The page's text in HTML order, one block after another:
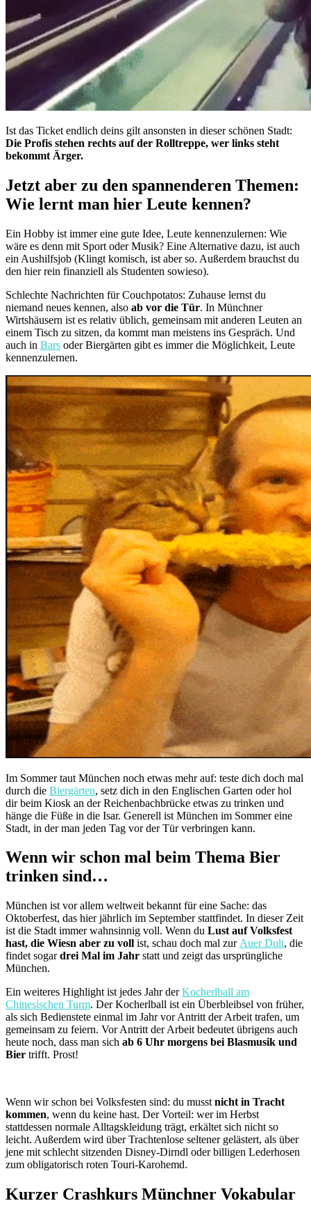
Ist das Ticket endlich deins gilt ansonsten in dieser schönen Stadt:
Die Profis stehen rechts auf der Rolltreppe, wer links steht
bekommt Ärger.
Jetzt aber zu den spannenderen Themen:
Wie lernt man hier Leute kennen?
Ein Hobby ist immer eine gute Idee, Leute kennenzulernen: Wie
wäre es denn mit Sport oder Musik? Eine Alternative dazu, ist auch
ein Aushilfsjob (Klingt komisch, ist aber so. Außerdem brauchst du
den hier rein finanziell als Studenten sowieso).
Schlechte Nachrichten für Couchpotatos: Zuhause lernst du
niemand neues kennen, also ab vor die Tür. In Münchner
Wirtshäusern ist es relativ üblich, gemeinsam mit anderen Leuten an
einem Tisch zu sitzen, da kommt man meistens ins Gespräch. Und
auch in Bars oder Biergärten gibt es immer die Möglichkeit, Leute
kennenzulernen.
Im Sommer taut München noch etwas mehr auf: teste dich doch mal
durch die Biergärten, setz dich in den Englischen Garten oder hol
dir beim Kiosk an der Reichenbachbrücke etwas zu trinken und
hänge die Füße in die Isar. Generell ist München im Sommer eine
Stadt, in der man jeden Tag vor der Tür verbringen kann.
Wenn wir schon mal beim Thema Bier
trinken sind…
München ist vor allem weltweit bekannt für eine Sache: das
Oktoberfest, das hier jährlich im September stattfindet. In dieser Zeit
ist die Stadt immer wahnsinnig voll. Wenn du Lust auf Volksfest
hast, die Wiesn aber zu voll ist, schau doch mal zur Auer Dult, die
findet sogardrei Mal im Jahr statt und zeigt das ursprüngliche
München.
Ein weiteres Highlight ist jedes Jahr derKocherlball am
Chinesischen Turm. Der Kocherlball ist ein Überbleibsel von früher,
als sich Bedienstete einmal im Jahr vor Antritt der Arbeit trafen, um
gemeinsam zu feiern. Vor Antritt der Arbeit bedeutet übrigens auch
heute noch, dass man sich ab 6 Uhr morgens bei Blasmusik und
Bier trifft. Prost!
Wenn wir schon bei Volksfesten sind: du musst nicht in Tracht
kommen, wenn du keine hast. Der Vorteil: wer im Herbst
stattdessen normale Alltagskleidung trägt, erkältet sich nicht so
leicht. Außerdem wird über Trachtenlose seltener gelästert, als über
jene mit schlecht sitzenden Disney-Dirndl oder billigen Lederhosen
zum obligatorisch roten Touri-Karohemd.
Kurzer Crashkurs Münchner Vokabular